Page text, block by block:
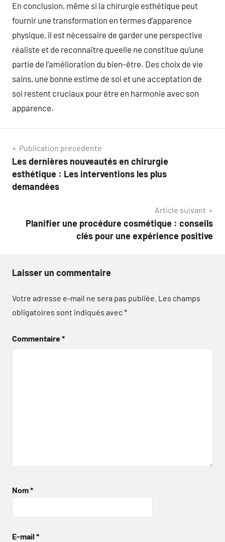
En conclusion, même si la chirurgie esthétique peut
fournir une transformation en termes d’apparence
physique, il est nécessaire de garder une perspective
réaliste et de reconnaître queelle ne constitue qu’une
partie de l’amélioration du bien-être. Des choix de vie
sains, une bonne estime de soi et une acceptation de
soi restent cruciaux pour être en harmonie avec son
apparence.
Navigation
de
l’article
Publication précédente
Les dernières nouveautés en chirurgie
esthétique : Les interventions les plus
demandées
Article suivant
Planifier une procédure cosmétique : conseils
clés pour une expérience positive
Laisser un commentaire
Votre adresse e-mail ne sera pas publiée. Les champs
obligatoires sont indiqués avec*
Commentaire*
Nom*
E-mail *